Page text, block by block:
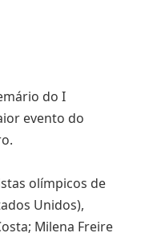
do I
evento do
olímpicos de
Unidos),
Milena Freire